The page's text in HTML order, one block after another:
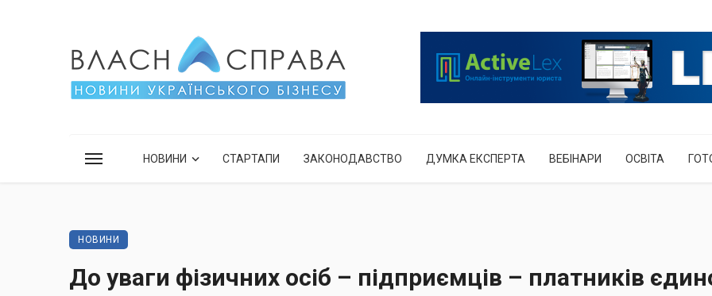
НОВИНИ СТАРТАПИ ЗАКОНОДАВСТВО ДУМКА ЕКСПЕРТА ВЕБІНАРИ ОСВІТА
НОВИНИ
До уваги фізичних осіб – підприємців – платників